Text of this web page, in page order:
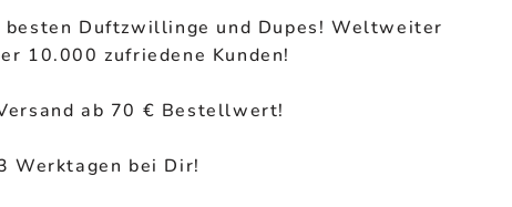
Duftzwillinge und Dupes! Weltweiter
10.000 zufriedene Kunden!
ab 70 € Bestellwert!
Werktagen bei Dir!